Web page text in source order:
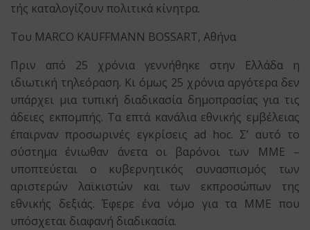
τής καταλογίζουν πολιτικά κίνητρα.
Tου MARCO KAUFFMANN BOSSART, Αθήνα
Πριν από 25 χρόνια γεννήθηκε στην Ελλάδα η
ιδιωτική τηλεόραση. Κι όμως 25 χρόνια αργότερα δεν
υπάρχει μια τυπική διαδικασία δημοπρασίας για τις
άδειες εκπομπής. Τα επτά κανάλια εθνικής εμβέλειας
έπαιρναν προσωρινές εγκρίσεις ad hoc. Σ’ αυτό το
σύστημα ένιωθαν άνετα οι βαρόνοι των ΜΜΕ –
υποπτεύεται ο κυβερνητικός συνασπισμός των
αριστερών λαϊκιστών και των εκπροσώπων της
εθνικής δεξιάς. Έφερε ένα νόμο για τα ΜΜΕ που
υπόσχεται διαφανή διαδικασία.